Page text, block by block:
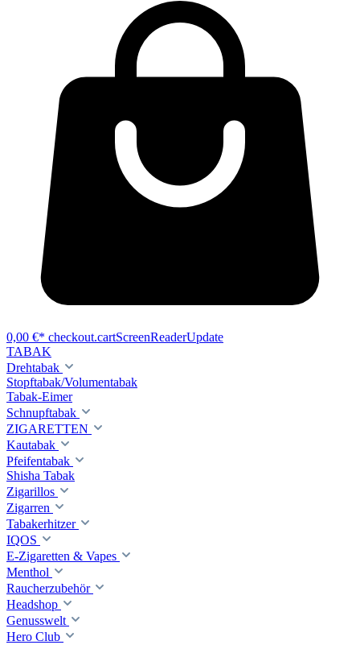
0,00 €* checkout.cartScreenReaderUpdate
TABAK
Drehtabak
Stopftabak/Volumentabak
Tabak-Eimer
Schnupftabak
ZIGARETTEN
Kautabak
Pfeifentabak
Shisha Tabak
Zigarillos
Zigarren
Tabakerhitzer
IQOS
E-Zigaretten & Vapes
Menthol
Raucherzubehör
Headshop
Genusswelt
Hero Club